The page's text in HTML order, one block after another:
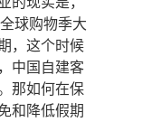
球购物季大
，这个时候
中国自建客
那如何在保
和降低假期